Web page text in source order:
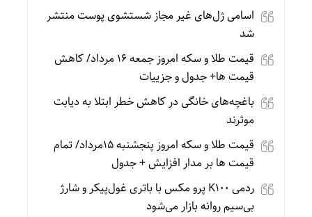
اسامی ژل‌های غیر مجاز شستشوی پوست منتشر
شد
قیمت طلا و سکه امروز جمعه ۱۶ مرداد/ کاهش
قیمت ها+ جدول و جزییات
باغچه‌های خانگی در کاهش خطر ابتلا به دیابت
موثرند
قیمت طلا و سکه امروز پنجشنبه 15مرداد/ تمام
قیمت ها بر مدار افزایش + جدول
ردمی K100 پرو مکس با باتری غول‌پیکر و شارژ
بی‌سیم روانه بازار می‌شود